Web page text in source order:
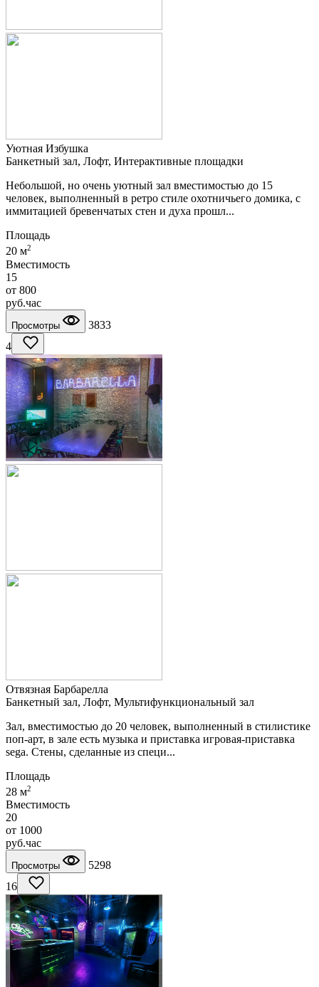
Уютная Избушка
Банкетный зал, Лофт, Интерактивные площадки
Небольшой, но очень уютный зал вместимостью до 15
человек, выполненный в ретро стиле охотничьего домика, с
иммитацией бревенчатых стен и духа прошл...
Площадь
20 м2
Вместимость
15
от 800
руб.час
Просмотры
3833
4
Отвязная Барбарелла
Банкетный зал, Лофт, Мультифункциональный зал
Зал, вместимостью до 20 человек, выполненный в стилистике
поп-арт, в зале есть музыка и приставка игровая-приставка
sega. Cтены, сделанные из специ...
Площадь
28 м2
Вместимость
20
от 1000
руб.час
Просмотры
5298
16